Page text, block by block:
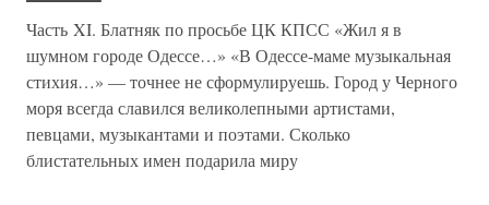
Часть XI. Блатняк по просьбе ЦК КПСС «Жил я в
шумном городе Одессе…» «В Одессе-маме музыкальная
стихия…» — точнее не сформулируешь. Город у Черного
моря всегда славился великолепными артистами,
певцами, музыкантами и поэтами. Сколько
блистательных имен подарила миру